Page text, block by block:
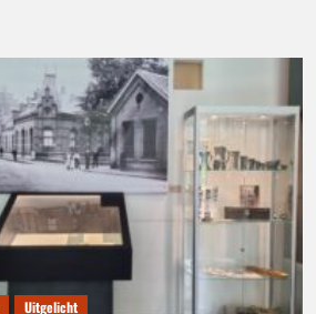
Uitgelicht